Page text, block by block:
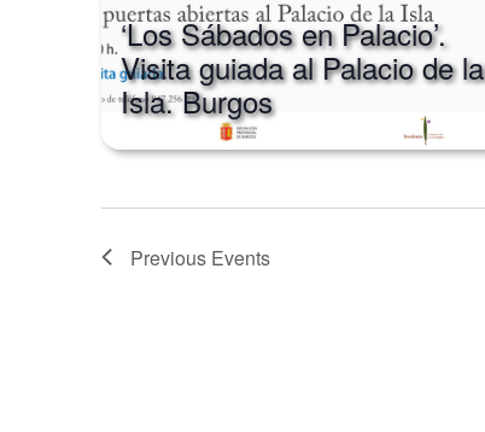
‘Los Sábados en Palacio’.
Visita guiada al Palacio de la
Isla. Burgos
Previous Events